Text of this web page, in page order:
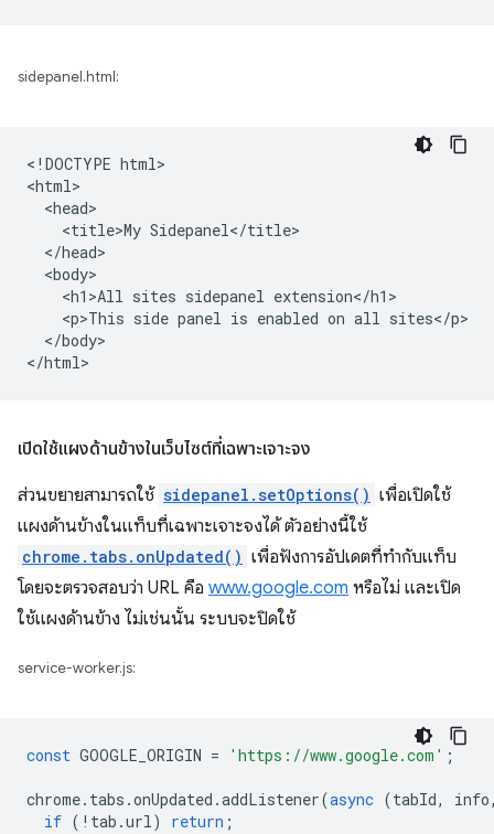
sidepanel.html:
<!DOCTYPE html>
<html>
  <head>
    <title>My Sidepanel</title>
  </head>
  <body>
    <h1>All sites sidepanel extension</h1>
    <p>This side panel is enabled on all sites</p>
  </body>
เปิดใช้แผงด้านข้างในเว็บไซต์ที่เฉพาะเจาะจง
ส่วนขยายสามารถใช้ sidepanel.setOptions() เพื่อเปิดใช้
แผงด้านข้างในแท็บที่เฉพาะเจาะจงได้ ตัวอย่างนี้ใช้
chrome.tabs.onUpdated() เพื่อฟังการอัปเดตที่ทำกับแท็บ
โดยจะตรวจสอบว่า URL คือ www.google.com หรือไม่ และเปิด
ใช้แผงด้านข้าง ไม่เช่นนั้น ระบบจะปิดใช้
service-worker.js:
const GOOGLE_ORIGIN = 'https://www.google.com' ;
chrome. tabs .onUpdated .addListener(async (tabId, info
if ( ! tab .url) return ;